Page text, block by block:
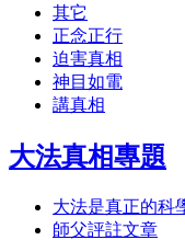
其它
正念正行
迫害真相
神目如電
講真相
大法真相專題
大法是真正的科
師父評註文章